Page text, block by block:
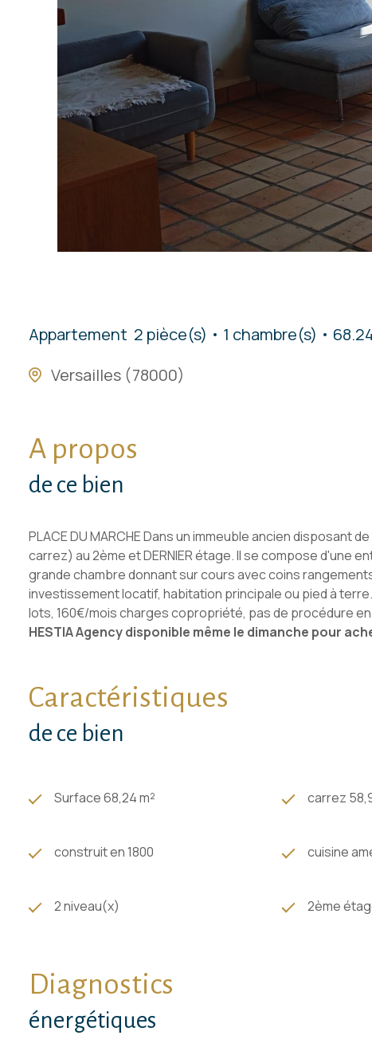
Appartement 2 pièce(s) 1 chambre(s)
Versailles (78000)
A propos
de ce bien
PLACE DU MARCHE Dans un immeuble ancien
carrez) au 2ème et DERNIER étage. Il se compose d'une
grande chambre donnant sur cours avec coins
investissement locatif, habitation principale ou pied à
lots, 160€/mois charges copropriété, pas de procédure
HESTIA Agency disponible même le dimanche pour
Caractéristiques
de ce bien
Surface 68,24 m² carrez
construit en 1800 cuisine
2 niveau(x) 2ème
Diagnostics
énergétiques